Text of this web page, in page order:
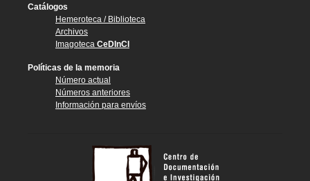
Catálogos
Hemeroteca / Biblioteca
Archivos
Imagoteca CeDInCI
Políticas de la memoria
Número actual
Números anteriores
Información para envíos